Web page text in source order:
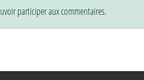
participer aux commentaires.